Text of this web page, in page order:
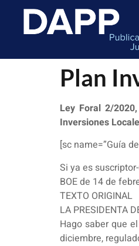
Plan
Ley Foral 2/
Inversiones
[sc name=”Guía
Si ya es
BOE de 14 de
TEXTO ORIGINAL
LA PRESIDENTA
Hago saber que
diciembre,